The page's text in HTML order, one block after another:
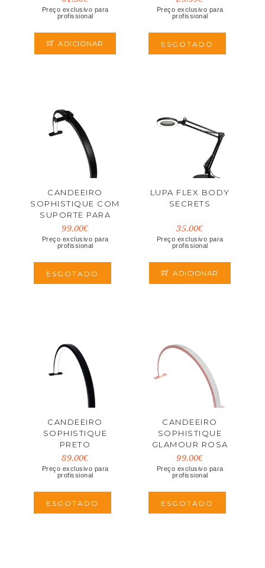
Preço exclusivo para
profissional
ADICIONAR
Preço exclusivo para
profissional
ESGOTADO
CANDEEIRO
SOPHISTIQUE COM
SUPORTE PARA
TELÉMOVEL
99.00€
Preço exclusivo para
profissional
ESGOTADO
LUPA FLEX BODY
SECRETS
35.00€
Preço exclusivo para
profissional
ADICIONAR
CANDEEIRO
SOPHISTIQUE
PRETO
89.00€
Preço exclusivo para
profissional
ESGOTADO
CANDEEIRO
SOPHISTIQUE
GLAMOUR ROSA
99.00€
Preço exclusivo para
profissional
ESGOTADO